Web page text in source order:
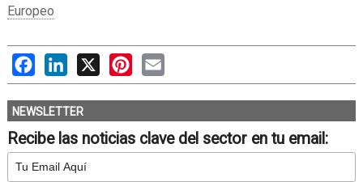
Europeo
FacebookLinkedIn
X PinterestEmail
NEWSLETTER
Recibe las noticias clave del sector en tu email: